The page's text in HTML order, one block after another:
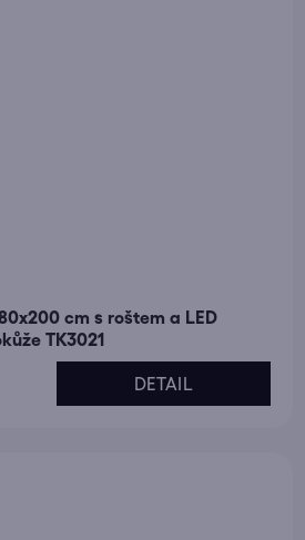
cm s roštem a LED
TK3021
DETAIL